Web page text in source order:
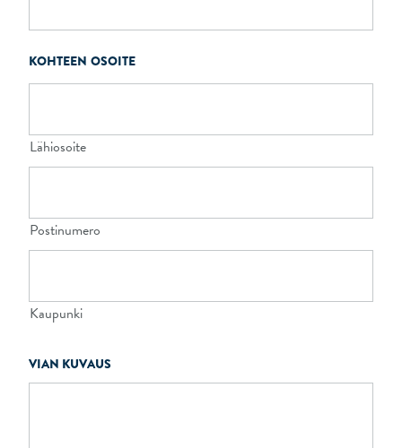
KOHTEEN OSOITE
Lähiosoite
Postinumero
Kaupunki
VIAN KUVAUS